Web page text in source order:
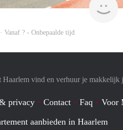
Vanaf ? - Onbepaalde tijd
Haarlem vind en verhuur je makkelijk
privacy Contact Faq Voor
aanbieden in Haarlem